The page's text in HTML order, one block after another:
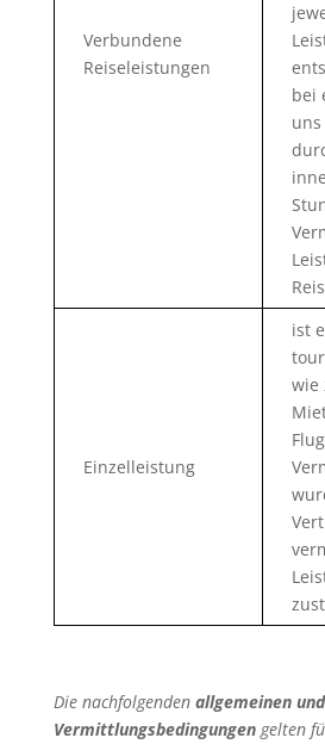
Verbundene
Reiseleistungen
bei
Einzelleistung
ist
wie
Die nachfolgenden allgemeinen
Vermittlungsbedingungengelten